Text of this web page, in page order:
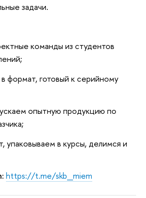
задачи.
команды из студентов
формат, готовый к серийному
опытную продукцию по
упаковываем в курсы, делимся и
https://t.me/skb_miem